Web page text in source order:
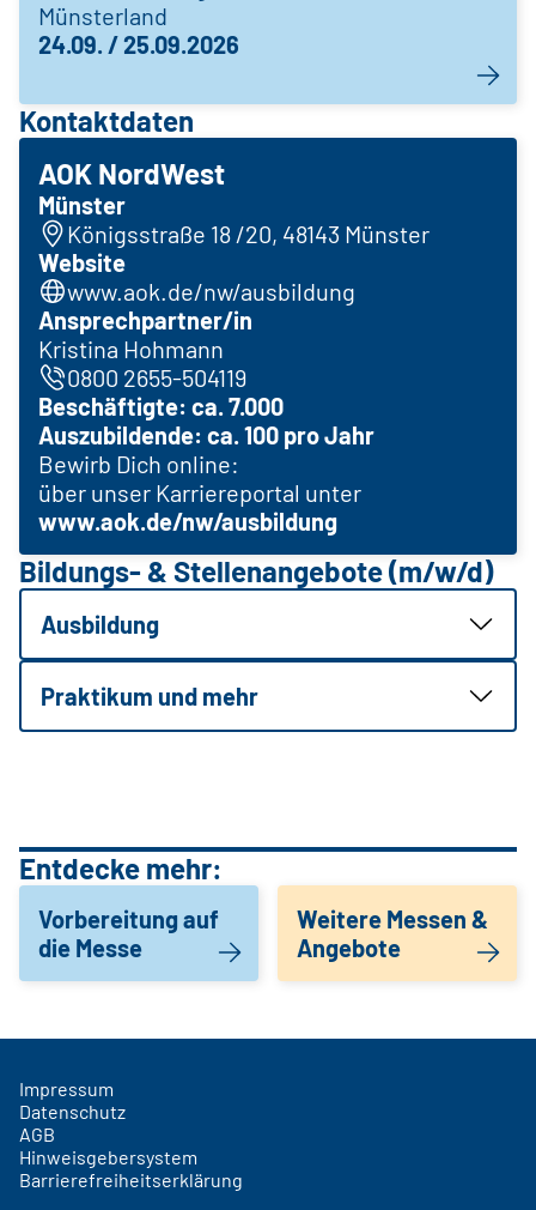
Münsterland
24.09. / 25.09.2026
Kontaktdaten
AOK NordWest
Münster
Königsstraße 18 /20, 48143 Münster
Website
www.aok.de/nw/ausbildung
Ansprechpartner/in
Kristina Hohmann
0800 2655-504119
Beschäftigte: ca. 7.000
Auszubildende: ca. 100 pro Jahr
Bewirb Dich online:
über unser Karriereportal unter
www.aok.de/nw/ausbildung
Bildungs- & Stellenangebote (m/w/d)
Ausbildung
Praktikum und mehr
Entdecke mehr:
Vorbereitung auf
die Messe
Weitere Messen &
Angebote
Impressum
Datenschutz
AGB
Hinweisgebersystem
Barrierefreiheitserklärung